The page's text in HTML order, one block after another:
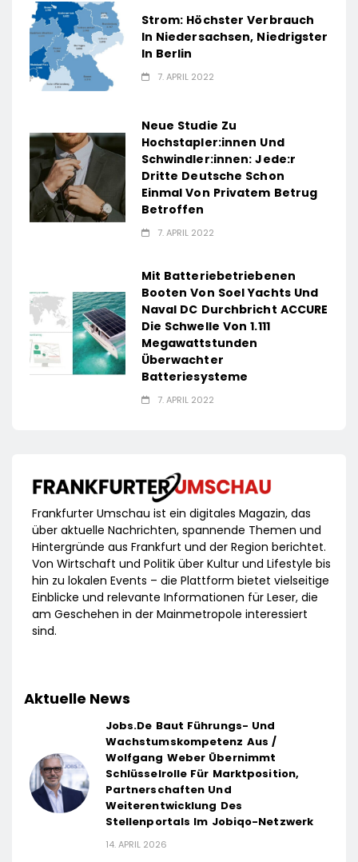
Strom: Höchster Verbrauch
In Niedersachsen, Niedrigster
In Berlin
7. APRIL 2022
Neue Studie Zu
Hochstapler:innen Und
Schwindler:innen: Jede:r
Dritte Deutsche Schon
Einmal Von Privatem Betrug
Betroffen
7. APRIL 2022
Mit Batteriebetriebenen
Booten Von Soel Yachts Und
Naval DC Durchbricht ACCURE
Die Schwelle Von 1.111
Megawattstunden
Überwachter
Batteriesysteme
7. APRIL 2022
Frankfurter Umschau ist ein digitales Magazin, das
über aktuelle Nachrichten, spannende Themen und
Hintergründe aus Frankfurt und der Region berichtet.
Von Wirtschaft und Politik über Kultur und Lifestyle bis
hin zu lokalen Events – die Plattform bietet vielseitige
Einblicke und relevante Informationen für Leser, die
am Geschehen in der Mainmetropole interessiert
sind.
Aktuelle News
Jobs.de Baut Führungs- Und
Wachstumskompetenz Aus /
Wolfgang Weber Übernimmt
Schlüsselrolle Für Marktposition,
Partnerschaften Und
Weiterentwicklung Des
Stellenportals Im Jobiqo-Netzwerk
14. APRIL 2026